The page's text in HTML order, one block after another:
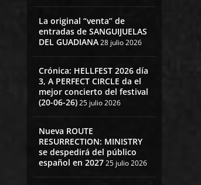
La original “venta” de
entradas de SANGUIJUELAS
DEL GUADIANA28 julio 2026
Crónica: HELLFEST 2026 día
3, A PERFECT CIRCLE da el
mejor concierto del festival
(20-06-26)25 julio 2026
Nueva ROUTE
RESURRECTION: MINISTRY
se despedirá del público
español en 202725 julio 2026